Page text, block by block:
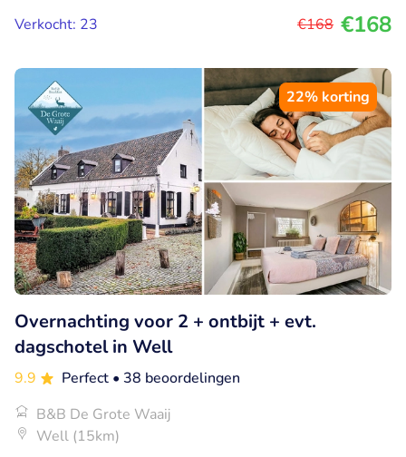
Verkocht: 23
€168 €168
22% korting
Overnachting voor 2 + ontbijt + evt.
dagschotel in Well
9.9 Perfect • 38 beoordelingen
B&B De Grote Waaij
Well (15km)